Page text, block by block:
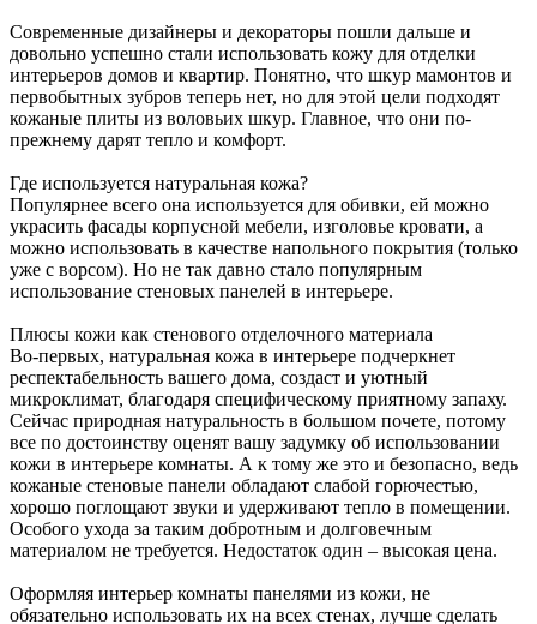
Современные дизайнеры и декораторы пошли дальше и
довольно успешно стали использовать кожу для отделки
интерьеров домов и квартир. Понятно, что шкур мамонтов и
первобытных зубров теперь нет, но для этой цели подходят
кожаные плиты из воловьих шкур. Главное, что они по-
прежнему дарят тепло и комфорт.
Где используется натуральная кожа?
Популярнее всего она используется для обивки, ей можно
украсить фасады корпусной мебели, изголовье кровати, а
можно использовать в качестве напольного покрытия (только
уже с ворсом). Но не так давно стало популярным
использование стеновых панелей в интерьере.
Плюсы кожи как стенового отделочного материала
Во-первых, натуральная кожа в интерьере подчеркнет
респектабельность вашего дома, создаст и уютный
микроклимат, благодаря специфическому приятному запаху.
Сейчас природная натуральность в большом почете, потому
все по достоинству оценят вашу задумку об использовании
кожи в интерьере комнаты. А к тому же это и безопасно, ведь
кожаные стеновые панели обладают слабой горючестью,
хорошо поглощают звуки и удерживают тепло в помещении.
Особого ухода за таким добротным и долговечным
материалом не требуется. Недостаток один – высокая цена.
Оформляя интерьер комнаты панелями из кожи, не
обязательно использовать их на всех стенах, лучше сделать